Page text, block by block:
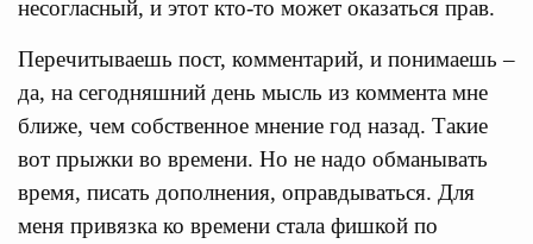
несогласный, и этот кто-то может оказаться прав.
Перечитываешь пост, комментарий, и понимаешь –
да, на сегодняшний день мысль из коммента мне
ближе, чем собственное мнение год назад. Такие
вот прыжки во времени. Но не надо обманывать
время, писать дополнения, оправдываться. Для
меня привязка ко времени стала фишкой по